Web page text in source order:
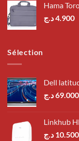
Hama
4.900د.ج
Sélection
Dell
69.000د.ج
Linkhub
10.500 د.ج